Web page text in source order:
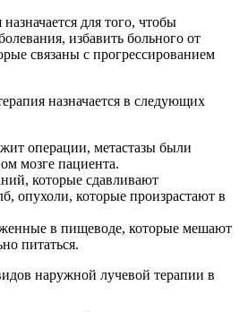
для того, чтобы
избавить больного от
связаны с прогрессированием
назначается в следующих
операции, метастазы были
мозге пациента.
которые сдавливают
опухоли, которые произрастают в
в пищеводе, которые мешают
питаться.
наружной лучевой терапии в